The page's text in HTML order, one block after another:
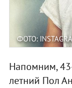
ФОТО:
Напомним,
летний Пол